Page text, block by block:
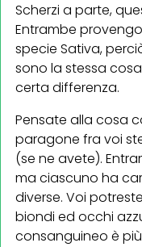
Scherzi a parte,
Entrambe
specie Sativa,
sono la stessa
certa differenza.
Pensate alla cosa
paragone fra voi
(se ne avete).
ma ciascuno ha
diverse. Voi
biondi ed occhi
consanguineo è